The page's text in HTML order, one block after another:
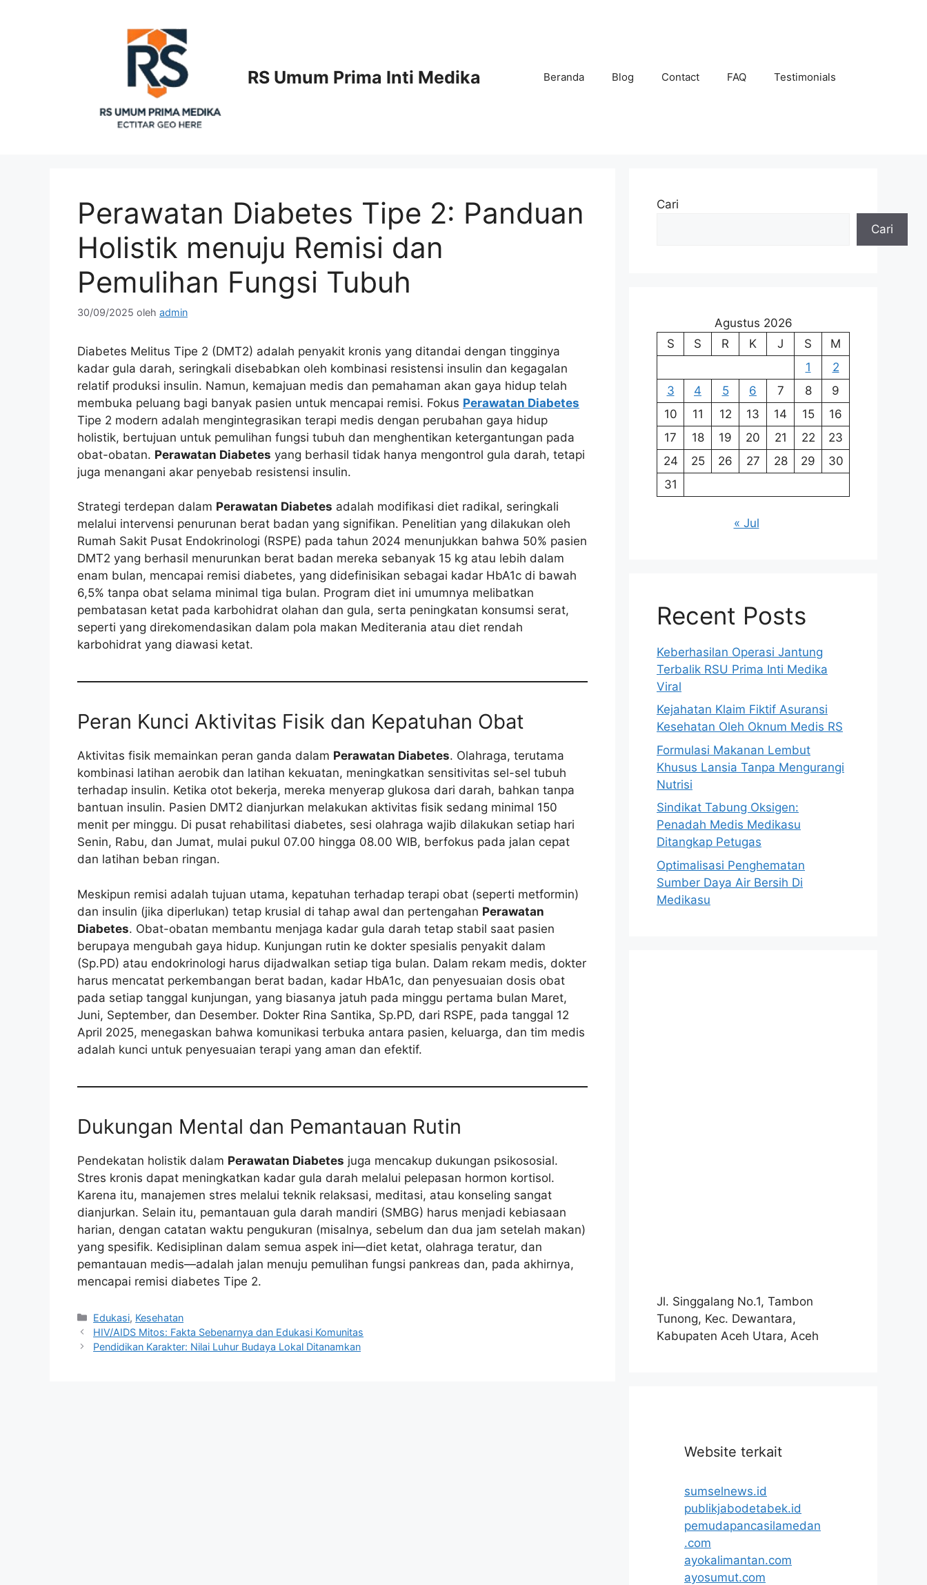
RS Umum Prima Inti Medika Beranda Blog Contact FAQ Testimonials
Perawatan Diabetes Tipe 2: Panduan
Holistik menuju Remisi dan
Pemulihan Fungsi Tubuh
30/09/2025 oleh admin
Diabetes Melitus Tipe 2 (DMT2) adalah penyakit kronis yang ditandai dengan tingginya
kadar gula darah, seringkali disebabkan oleh kombinasi resistensi insulin dan kegagalan
relatif produksi insulin. Namun, kemajuan medis dan pemahaman akan gaya hidup telah
membuka peluang bagi banyak pasien untuk mencapai remisi. Fokus Perawatan Diabetes
Tipe 2 modern adalah mengintegrasikan terapi medis dengan perubahan gaya hidup
holistik, bertujuan untuk pemulihan fungsi tubuh dan menghentikan ketergantungan pada
obat-obatan. Perawatan Diabetes yang berhasil tidak hanya mengontrol gula darah, tetapi
juga menangani akar penyebab resistensi insulin.
Strategi terdepan dalam Perawatan Diabetes adalah modifikasi diet radikal, seringkali
melalui intervensi penurunan berat badan yang signifikan. Penelitian yang dilakukan oleh
Rumah Sakit Pusat Endokrinologi (RSPE) pada tahun 2024 menunjukkan bahwa 50% pasien
DMT2 yang berhasil menurunkan berat badan mereka sebanyak 15 kg atau lebih dalam
enam bulan, mencapai remisi diabetes, yang didefinisikan sebagai kadar HbA1c di bawah
6,5% tanpa obat selama minimal tiga bulan. Program diet ini umumnya melibatkan
pembatasan ketat pada karbohidrat olahan dan gula, serta peningkatan konsumsi serat,
seperti yang direkomendasikan dalam pola makan Mediterania atau diet rendah
karbohidrat yang diawasi ketat.
Peran Kunci Aktivitas Fisik dan Kepatuhan Obat
Aktivitas fisik memainkan peran ganda dalam Perawatan Diabetes. Olahraga, terutama
kombinasi latihan aerobik dan latihan kekuatan, meningkatkan sensitivitas sel-sel tubuh
terhadap insulin. Ketika otot bekerja, mereka menyerap glukosa dari darah, bahkan tanpa
bantuan insulin. Pasien DMT2 dianjurkan melakukan aktivitas fisik sedang minimal 150
menit per minggu. Di pusat rehabilitasi diabetes, sesi olahraga wajib dilakukan setiap hari
Senin, Rabu, dan Jumat, mulai pukul 07.00 hingga 08.00 WIB, berfokus pada jalan cepat
dan latihan beban ringan.
Meskipun remisi adalah tujuan utama, kepatuhan terhadap terapi obat (seperti metformin)
dan insulin (jika diperlukan) tetap krusial di tahap awal dan pertengahan Perawatan
Diabetes. Obat-obatan membantu menjaga kadar gula darah tetap stabil saat pasien
berupaya mengubah gaya hidup. Kunjungan rutin ke dokter spesialis penyakit dalam
(Sp.PD) atau endokrinologi harus dijadwalkan setiap tiga bulan. Dalam rekam medis, dokter
harus mencatat perkembangan berat badan, kadar HbA1c, dan penyesuaian dosis obat
pada setiap tanggal kunjungan, yang biasanya jatuh pada minggu pertama bulan Maret,
Juni, September, dan Desember. Dokter Rina Santika, Sp.PD, dari RSPE, pada tanggal 12
April 2025, menegaskan bahwa komunikasi terbuka antara pasien, keluarga, dan tim medis
adalah kunci untuk penyesuaian terapi yang aman dan efektif.
Dukungan Mental dan Pemantauan Rutin
Pendekatan holistik dalam Perawatan Diabetes juga mencakup dukungan psikososial.
Stres kronis dapat meningkatkan kadar gula darah melalui pelepasan hormon kortisol.
Karena itu, manajemen stres melalui teknik relaksasi, meditasi, atau konseling sangat
dianjurkan. Selain itu, pemantauan gula darah mandiri (SMBG) harus menjadi kebiasaan
harian, dengan catatan waktu pengukuran (misalnya, sebelum dan dua jam setelah makan)
yang spesifik. Kedisiplinan dalam semua aspek ini—diet ketat, olahraga teratur, dan
pemantauan medis—adalah jalan menuju pemulihan fungsi pankreas dan, pada akhirnya,
mencapai remisi diabetes Tipe 2.
Kategori
Edukasi, Kesehatan
HIV/AIDS Mitos: Fakta Sebenarnya dan Edukasi Komunitas
Pendidikan Karakter: Nilai Luhur Budaya Lokal Ditanamkan
Cari
Cari
Agustus 2026
S
S R K J S
M
1
2
3
4 5 6 7 8
9
10
11 12 13 14 15
16
17
18 19 20 21 22
23
24
25 26 27 28 29
30
31
« Jul
Recent Posts
Keberhasilan Operasi Jantung
Terbalik RSU Prima Inti Medika
Viral
Kejahatan Klaim Fiktif Asuransi
Kesehatan Oleh Oknum Medis RS
Formulasi Makanan Lembut
Khusus Lansia Tanpa Mengurangi
Nutrisi
Sindikat Tabung Oksigen:
Penadah Medis Medikasu
Ditangkap Petugas
Optimalisasi Penghematan
Sumber Daya Air Bersih Di
Medikasu
Jl. Singgalang No.1, Tambon
Tunong, Kec. Dewantara,
Kabupaten Aceh Utara, Aceh
Website terkait
sumselnews.id
publikjabodetabek.id
pemudapancasilamedan
.com
ayokalimantan.com
ayosumut.com